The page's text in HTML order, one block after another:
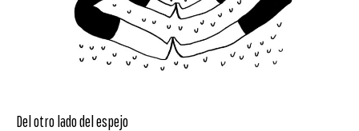
Del otro lado del espejo